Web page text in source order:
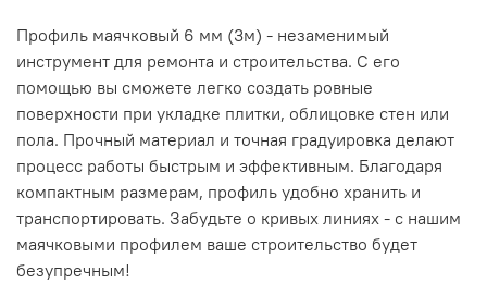
Профиль маячковый 6 мм (3м) - незаменимый
инструмент для ремонта и строительства. С его
помощью вы сможете легко создать ровные
поверхности при укладке плитки, облицовке стен или
пола. Прочный материал и точная градуировка делают
процесс работы быстрым и эффективным. Благодаря
компактным размерам, профиль удобно хранить и
транспортировать. Забудьте о кривых линиях - с нашим
маячковыми профилем ваше строительство будет
безупречным!